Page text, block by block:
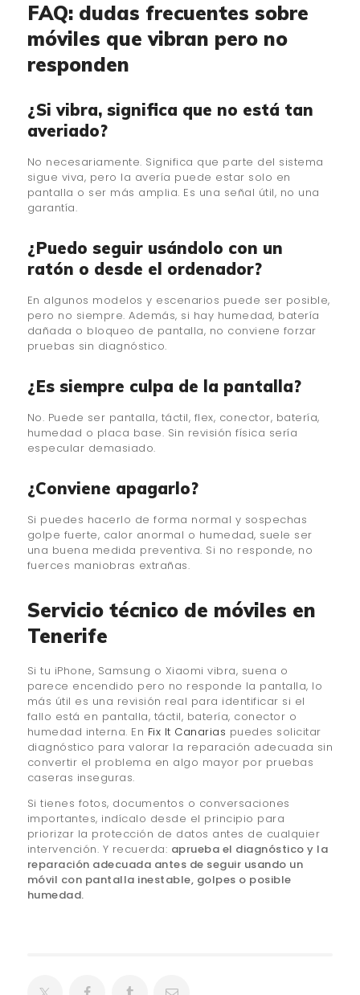
FAQ: dudas frecuentes sobre
móviles que vibran pero no
responden
¿Si vibra, significa que no está tan
averiado?
No necesariamente. Significa que parte del sistema
sigue viva, pero la avería puede estar solo en
pantalla o ser más amplia. Es una señal útil, no una
garantía.
¿Puedo seguir usándolo con un
ratón o desde el ordenador?
En algunos modelos y escenarios puede ser posible,
pero no siempre. Además, si hay humedad, batería
dañada o bloqueo de pantalla, no conviene forzar
pruebas sin diagnóstico.
¿Es siempre culpa de la pantalla?
No. Puede ser pantalla, táctil, flex, conector, batería,
humedad o placa base. Sin revisión física sería
especular demasiado.
¿Conviene apagarlo?
Si puedes hacerlo de forma normal y sospechas
golpe fuerte, calor anormal o humedad, suele ser
una buena medida preventiva. Si no responde, no
fuerces maniobras extrañas.
Servicio técnico de móviles en
Tenerife
Si tu iPhone, Samsung o Xiaomi vibra, suena o
parece encendido pero no responde la pantalla, lo
más útil es una revisión real para identificar si el
fallo está en pantalla, táctil, batería, conector o
humedad interna. En Fix It Canarias puedes solicitar
diagnóstico para valorar la reparación adecuada sin
convertir el problema en algo mayor por pruebas
caseras inseguras.
Si tienes fotos, documentos o conversaciones
importantes, indícalo desde el principio para
priorizar la protección de datos antes de cualquier
intervención. Y recuerda: aprueba el diagnóstico y la
reparación adecuada antes de seguir usando un
móvil con pantalla inestable, golpes o posible
humedad.